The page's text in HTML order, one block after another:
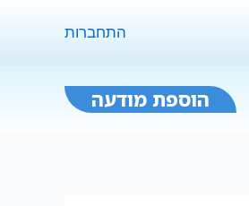
התחברות
הוספת מודעה